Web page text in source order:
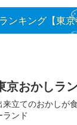
ンキング【東京
京おかしラ
来立てのおかしが
ランド